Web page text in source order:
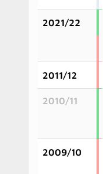
2021/22
2011/12
2010/11
2009/10